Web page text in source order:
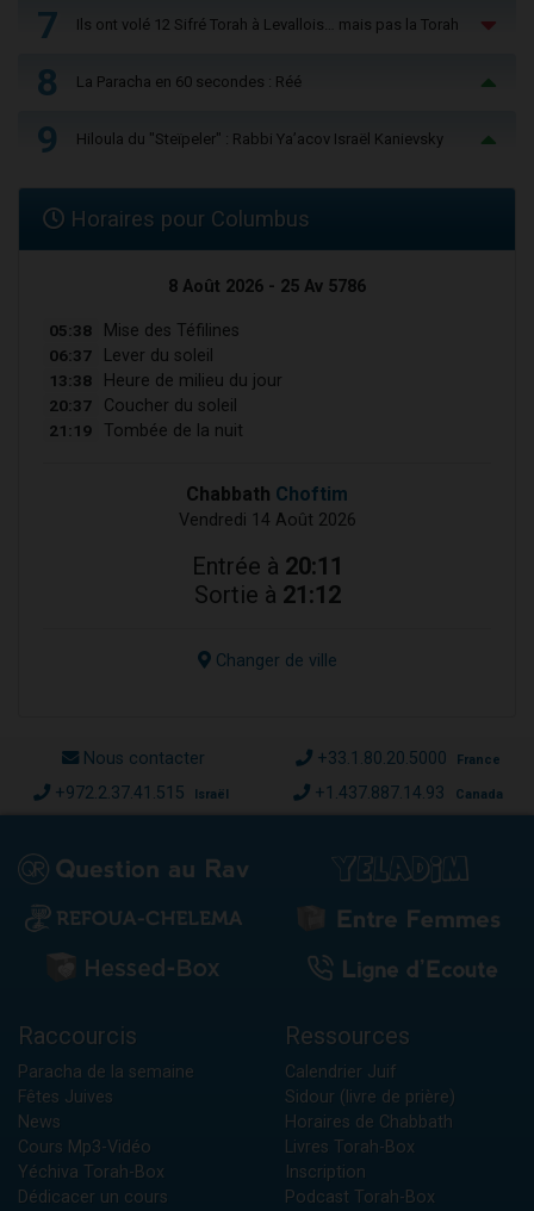
7 Ils ont volé 12 Sifré Torah à Levallois… mais pas la Torah
8 La Paracha en 60 secondes : Réé
9 Hiloula du "Steïpeler" : Rabbi Ya’acov Israël Kanievsky
Horaires pour Columbus
8 Août 2026 - 25 Av 5786
05:38 Mise des Téfilines
06:37 Lever du soleil
13:38 Heure de milieu du jour
20:37 Coucher du soleil
21:19 Tombée de la nuit
Chabbath Choftim
Vendredi 14 Août 2026
Entrée à 20:11
Sortie à 21:12
Changer de ville
Nous contacter +33.1.80.20.5000 France
+972.2.37.41.515 Israël +1.437.887.14.93 Canada
Raccourcis
Paracha de la semaine
Fêtes Juives
News
Cours Mp3-Vidéo
Yéchiva Torah-Box
Dédicacer un cours
Ressources
Calendrier Juif
Sidour (livre de prière)
Horaires de Chabbath
Livres Torah-Box
Inscription
Podcast Torah-Box